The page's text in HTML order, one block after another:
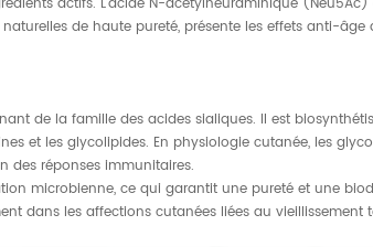
de haute pureté, présente les effets anti-âge
de la famille des acides sialiques. Il est
et les glycolipides. En physiologie cutanée, les
des réponses immunitaires.
microbienne, ce qui garantit une pureté et une
dans les affections cutanées liées au vieillissement